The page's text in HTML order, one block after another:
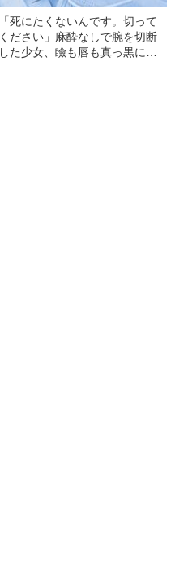
「死にたくないんです。切って
ください」麻酔なしで腕を切断
した少女、瞼も唇も真っ黒に腫